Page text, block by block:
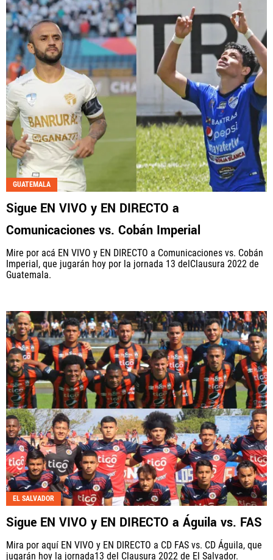
GUATEMALA
Sigue EN VIVO y EN DIRECTO a
Comunicaciones vs. Cobán Imperial
Mire por acá EN VIVO y EN DIRECTO a Comunicaciones vs. Cobán
Imperial, que jugarán hoy por la jornada 13 delClausura 2022 de
Guatemala.
EL SALVADOR
Sigue EN VIVO y EN DIRECTO a Águila vs. FAS
Mira por aquí EN VIVO y EN DIRECTO a CD FAS vs. CD Águila, que
jugarán hoy la jornada13 del Clausura 2022 de El Salvador.